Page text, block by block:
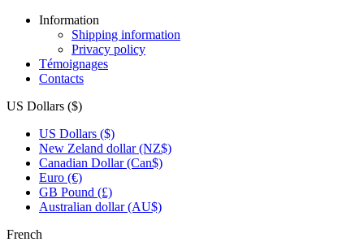
Information
Shipping information
Privacy policy
Témoignages
Contacts
US Dollars ($)
US Dollars ($)
New Zeland dollar (NZ$)
Canadian Dollar (Can$)
Euro (€)
GB Pound (£)
Australian dollar (AU$)
French